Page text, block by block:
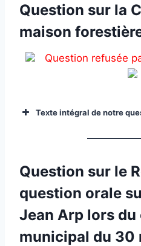
Question sur la
maison
Question refusée
Texte intégral de notre
Question sur le
question orale
Jean Arp lors du
municipal du 30